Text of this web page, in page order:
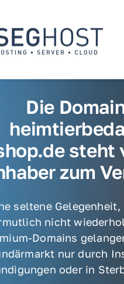
Die
steht
zum
seltene Gelegenheit,
nicht
Domains
nur durch
oder in